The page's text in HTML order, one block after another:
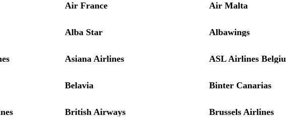
Air France Air Malta
Alba Star Albawings
Asiana Airlines ASL Airlines
Belavia Binter Canarias
British Airways Brussels Airlines